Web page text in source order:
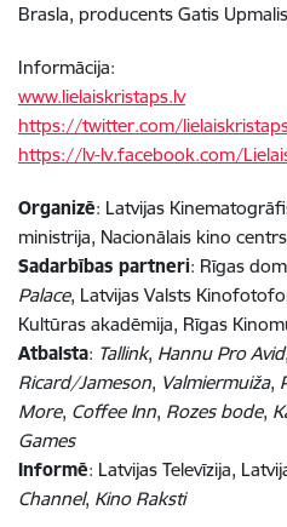
Brasla, producents Gatis
Informācija:
www.lielaiskristaps.lv
https://twitter.com/
https://lv-lv.facebook.com/
Organizē: Latvijas
ministrija, Nacionālais kino centrs
Sadarbības partneri: Rīgas
Palace, Latvijas Valsts
Kultūras akadēmija, Rīgas
Atbalsta: Tallink, Hannu Pro Avid,
Ricard/Jameson, Valmiermuiža,
More, Coffee Inn, Rozes bode,
Games
Informē: Latvijas Televīzija,
Channel, Kino Raksti